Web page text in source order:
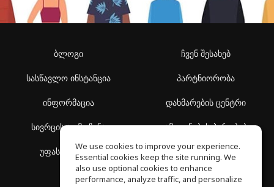
ბლოგი
სასწავლო ინსტანცია
ინფორმაცია
სივრცის აღმოჩენა
უფასო სკოლა
ჩვენ შესახებ
პარტნიორობა
დახმარების ცენტრი
გამოყენების პირობები
კონფიდენციალურობის
პოლიტიკა
We use cookies to improve your experience.
Essential cookies keep the site running. We
also use optional cookies to enhance
performance, analyze traffic, and personalize